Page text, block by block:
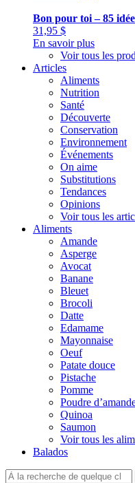
Bon pour toi – 85
31,95 $
En savoir plus
Voir tous les
Articles
Aliments
Nutrition
Santé
Découverte
Conservation
Environnement
Événements
On aime
Substitutions
Tendances
Opinions
Voir tous les
Aliments
Amande
Asperge
Avocat
Banane
Bleuet
Brocoli
Datte
Edamame
Mayonnaise
Oeuf
Patate douce
Pistache
Pomme
Poudre
Quinoa
Saumon
Voir tous les
Balados